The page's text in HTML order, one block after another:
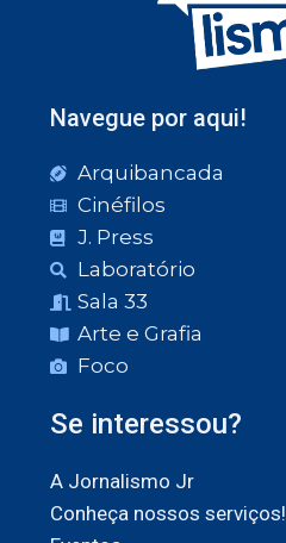
Navegue por aqui!
Arquibancada
Cinéfilos
J. Press
Laboratório
Sala 33
Arte e Grafia
Foco
Se interessou?
A Jornalismo Jr
Conheça nossos serviços!